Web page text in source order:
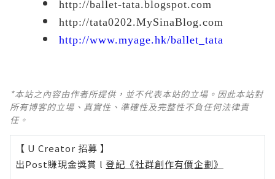
http://ballet-tata.blogspot.com
http://tata0202.MySinaBlog.com
http://www.myage.hk/ballet_tata
*本站之內容由作者所提供，並不代表本站的立場。因此本站對
所有博客的立場、真實性、準確性及完整性不負任何法律責
任。
【 U Creator 招募 】
出Post賺現金獎賞 l 登記《社群創作有價企劃》